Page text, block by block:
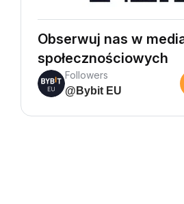
Obserwuj nas w
społecznościowych
Followers
@Bybit EU